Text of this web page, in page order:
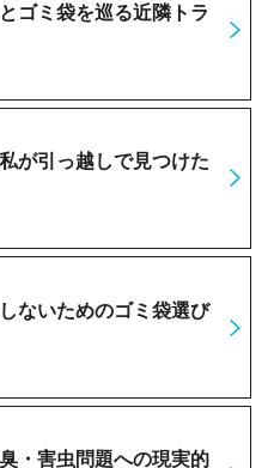
ゴミ袋を巡る近隣トラ
が引っ越しで見つけた
ないためのゴミ袋選び
・害虫問題への現実的